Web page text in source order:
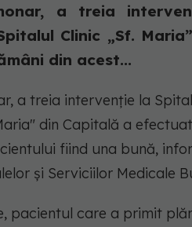
a treia
Clinic „Sf.
din acest...
a treia intervenție la
din Capitală a
fiind una bună,
şi Serviciilor Medicale
pacientul care a primit